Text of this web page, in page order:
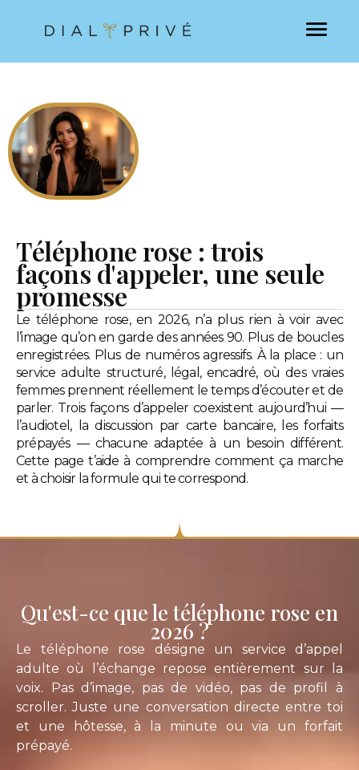
Téléphone rose : trois
façons d'appeler, une seule
promesse
Le téléphone rose, en 2026, n’a plus rien à voir avec
l’image qu’on en garde des années 90. Plus de boucles
enregistrées. Plus de numéros agressifs. À la place : un
service adulte structuré, légal, encadré, où des vraies
femmes prennent réellement le temps d’écouter et de
parler. Trois façons d’appeler coexistent aujourd’hui —
l’audiotel, la discussion par carte bancaire, les forfaits
prépayés — chacune adaptée à un besoin différent.
Cette page t’aide à comprendre comment ça marche
et à choisir la formule qui te correspond.
Qu'est-ce que le téléphone rose en
2026 ?
Le téléphone rose désigne un service d’appel
adulte où l’échange repose entièrement sur la
voix. Pas d’image, pas de vidéo, pas de profil à
scroller. Juste une conversation directe entre toi
et une hôtesse, à la minute ou via un forfait
prépayé.